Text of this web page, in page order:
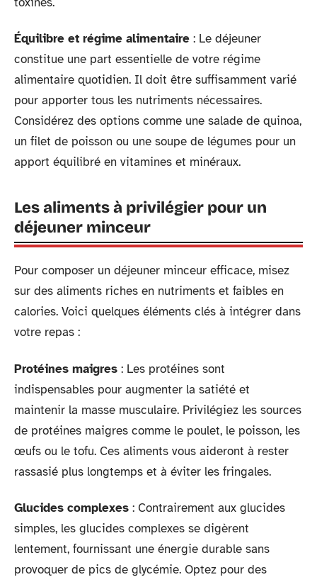
Équilibre et régime alimentaire : Le déjeuner
constitue une part essentielle de votre régime
alimentaire quotidien. Il doit être suffisamment varié
pour apporter tous les nutriments nécessaires.
Considérez des options comme une salade de quinoa,
un filet de poisson ou une soupe de légumes pour un
apport équilibré en vitamines et minéraux.
Les aliments à privilégier pour un
déjeuner minceur
Pour composer un déjeuner minceur efficace, misez
sur des aliments riches en nutriments et faibles en
calories. Voici quelques éléments clés à intégrer dans
votre repas :
Protéines maigres : Les protéines sont
indispensables pour augmenter la satiété et
maintenir la masse musculaire. Privilégiez les sources
de protéines maigres comme le poulet, le poisson, les
œufs ou le tofu. Ces aliments vous aideront à rester
rassasié plus longtemps et à éviter les fringales.
Glucides complexes : Contrairement aux glucides
simples, les glucides complexes se digèrent
lentement, fournissant une énergie durable sans
provoquer de pics de glycémie. Optez pour des